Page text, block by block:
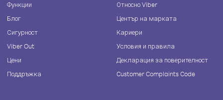
Функции
Блог
Сигурност
Viber Out
Цени
Поддръжка
Относно Viber
Център на марката
Кариери
Условия и правила
Декларация за поверителност
Customer Complaints Code